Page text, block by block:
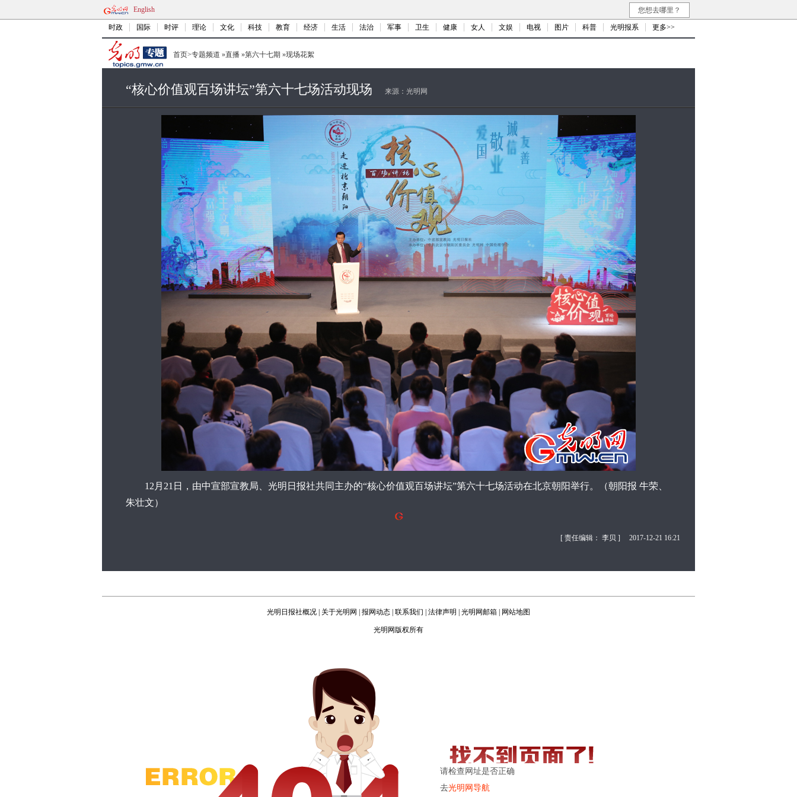
English 您想去哪里？
时政 国际 时评 理论 文化 科技 教育 经济 生活 法治 军事 卫生 健康 女人 文娱 电视 图片 科普 光明报系 更多>>
首页>专题频道 »直播 »第六十七期 »现场花絮
“核心价值观百场讲坛”第六十七场活动现场 来源： 光明网
12月21日，由中宣部宣教局、光明日报社共同主办的“核心价值观百场讲坛”第六十七场活动在北京朝阳举行。（朝阳报 牛荣、
朱壮文）
[ 责任编辑： 李贝 ] 2017-12-21 16:21
光明日报社概况 关于光明网 报网动态 联系我们 法律声明 光明网邮箱 网站地图
光明网版权所有
请检查网址是否正确
去光明网导航